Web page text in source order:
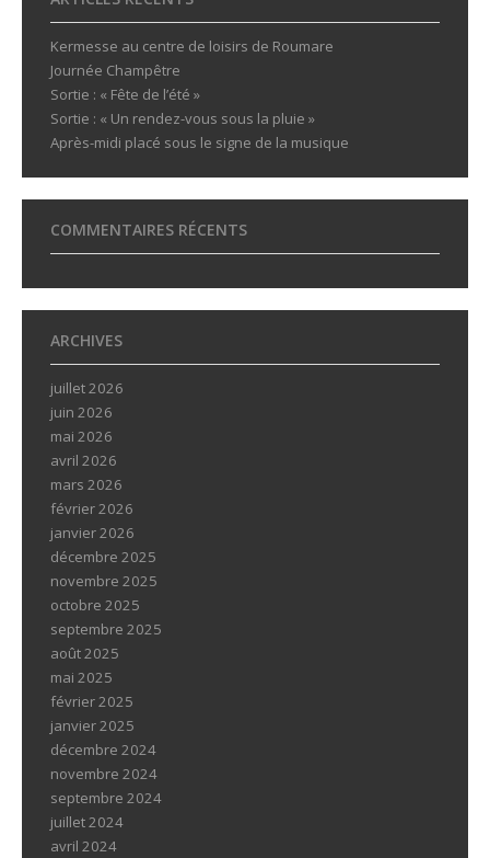
Kermesse au centre de loisirs de Roumare
Journée Champêtre
Sortie : « Fête de l’été »
Sortie : « Un rendez-vous sous la pluie »
Après-midi placé sous le signe de la musique
COMMENTAIRES RÉCENTS
ARCHIVES
juillet 2026
juin 2026
mai 2026
avril 2026
mars 2026
février 2026
janvier 2026
décembre 2025
novembre 2025
octobre 2025
septembre 2025
août 2025
mai 2025
février 2025
janvier 2025
décembre 2024
novembre 2024
septembre 2024
juillet 2024
avril 2024